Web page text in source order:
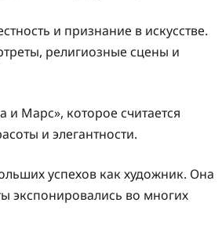
и признание в искусстве.
религиозные сцены и
Марс», которое считается
и элегантности.
успехов как художник. Она
экспонировались во многих